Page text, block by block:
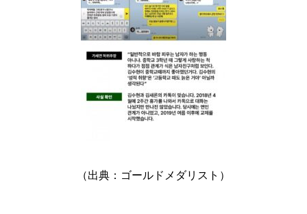
（出典：ゴールドメダリスト）